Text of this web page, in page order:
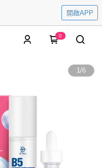
開啟APP
0
1/6